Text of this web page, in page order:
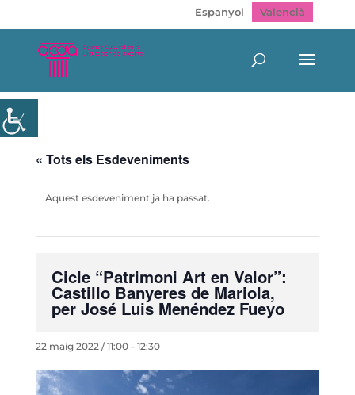
Espanyol Valencià
« Tots els Esdeveniments
Aquest esdeveniment ja ha passat.
Cicle “Patrimoni Art en Valor”:
Castillo Banyeres de Mariola,
per José Luis Menéndez Fueyo
22 maig 2022 / 11:00- 12:30